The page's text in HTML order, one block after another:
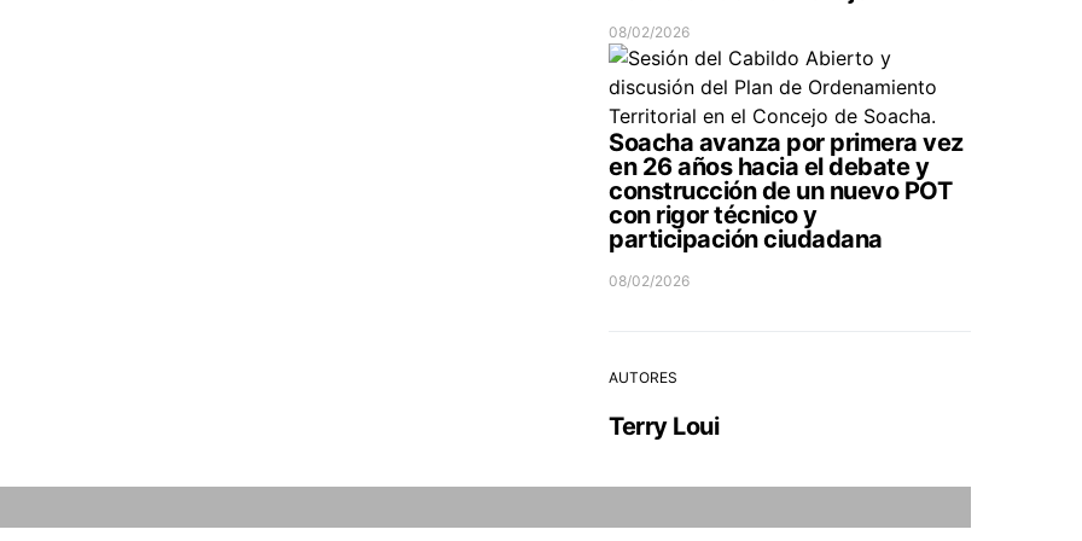
08/02/2026
Soacha avanza por primera vez
en 26 años hacia el debate y
construcción de un nuevo POT
con rigor técnico y
participación ciudadana
08/02/2026
AUTORES
Terry Loui